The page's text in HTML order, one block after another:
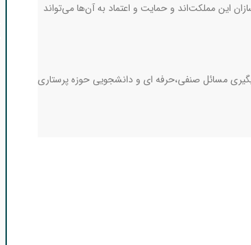
این مملکت‌اند و حمایت و اعتماد به آن‌ها می‌تواند
مسائل صنفی،حرفه ای و دانشجویی حوزه پرستاری